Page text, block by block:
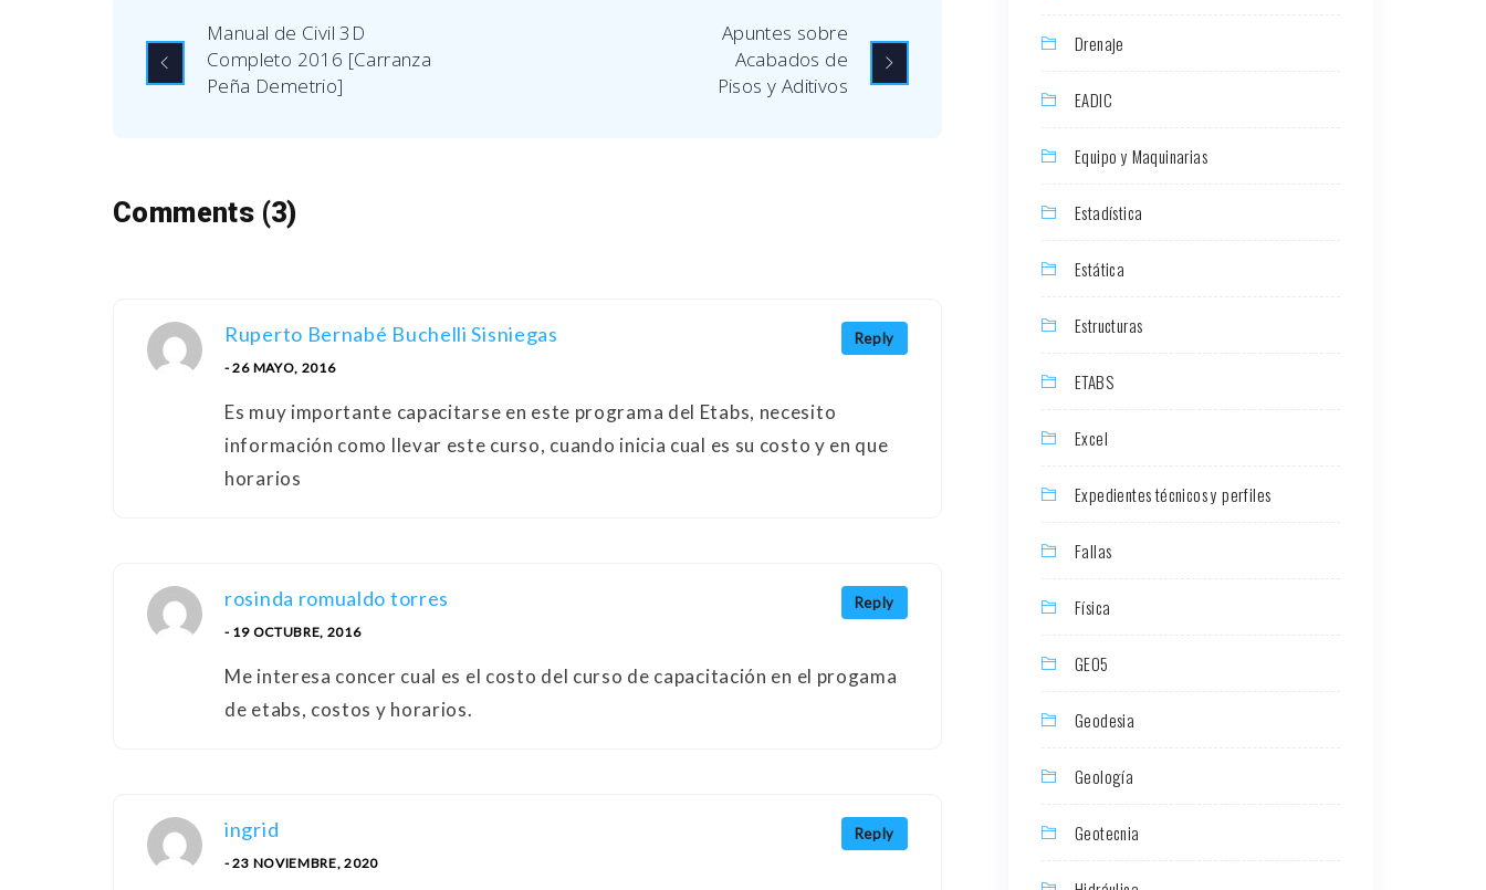
Manual de Civil 3D
Completo 2016 [Carranza
Peña Demetrio]
Apuntes sobre
Acabados de
Pisos y Aditivos
Comments (3)
Reply
Ruperto Bernabé Buchelli Sisniegas
- 26 MAYO, 2016
Es muy importante capacitarse en este programa del Etabs, necesito
información como llevar este curso, cuando inicia cual es su costo y en que
horarios
Reply
rosinda romualdo torres
- 19 OCTUBRE, 2016
Me interesa concer cual es el costo del curso de capacitación en el progama
de etabs, costos y horarios.
Reply
ingrid
- 23 NOVIEMBRE, 2020
Drenaje
EADIC
Equipo y Maquinarias
Estadística
Estática
Estructuras
ETABS
Excel
Expedientes técnicos y perfiles
Fallas
Física
GEO5
Geodesia
Geología
Geotecnia